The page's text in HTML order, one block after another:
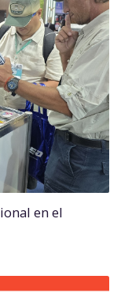
en el